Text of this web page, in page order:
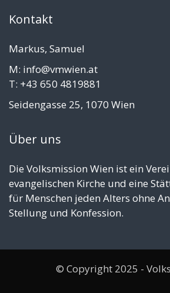
Kontakt
Markus, Samuel
M: info@vmwien.at
T: +43 650 4819881
Seidengasse 25, 1070 Wien
Über uns
Die Volksmission Wien ist ein
evangelischen Kirche und eine
für Menschen jeden Alters ohne
Stellung und Konfession.
© Copyright 2025 -